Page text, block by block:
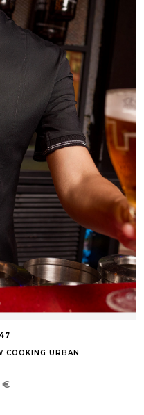
COOKING URBAN
€